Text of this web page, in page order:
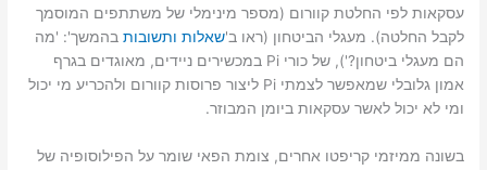
עסקאות לפי החלטת קוורום (מספר מינימלי של משתתפים המוסמך
לקבל החלטה). מעגלי הביטחון (ראו ב'שאלות ותשובות בהמשך': 'מה
הם מעגלי ביטחון?'), של כורי Pi במכשירים ניידים, מאוגדים בגרף
אמון גלובלי שמאפשר לצמתי Pi ליצור פרוסות קוורום ולהכריע מי יכול
ומי לא יכול לאשר עסקאות ביומן המבוזר.
בשונה ממיזמי קריפטו אחרים, צומת הפאי שומר על הפילוסופיה של